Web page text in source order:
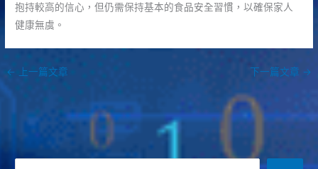
抱持較高的信心，但仍需保持基本的食品安全習慣，以確保家人
健康無虞。
← 上一篇文章 下一篇文章 →